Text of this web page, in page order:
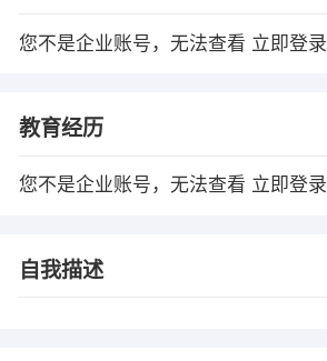
您不是企业账号，无法查看 立即登录
教育经历
您不是企业账号，无法查看 立即登录
自我描述